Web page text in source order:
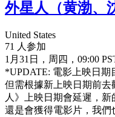
外星人（黄渤、
United States
71 人参加
1月31日，周四，09:00
*UPDATE: 電影上映日期
但需根據新上映日期前去
人》上映日期會延遲，
還是會獲得電影片，我